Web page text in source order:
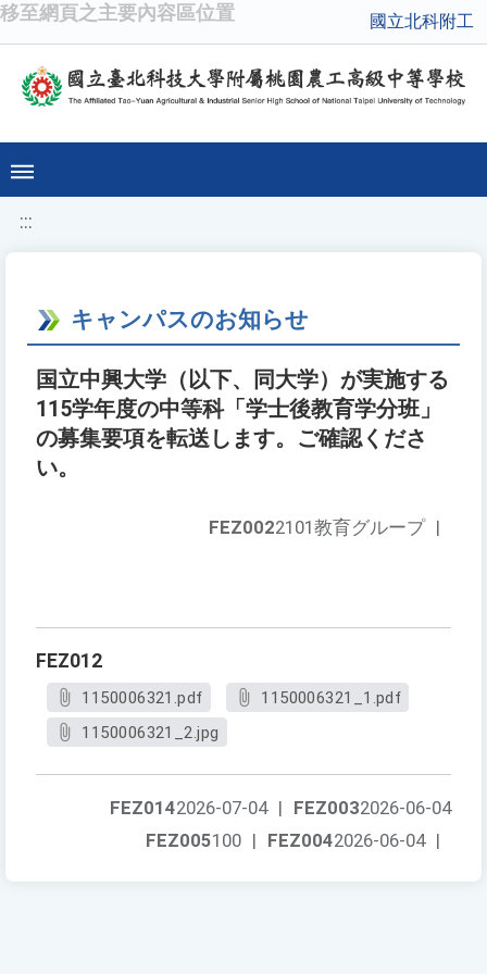
移至網頁之主要內容區位置 國立北科附工
:::
キャンパスのお知らせ
国立中興大学（以下、同大学）が実施する
115学年度の中等科「学士後教育学分班」
の募集要項を転送します。ご確認くださ
い。
FEZ0022101教育グループ |
FEZ012
1150006321.pdf
1150006321_1.pdf
1150006321_2.jpg
FEZ0032026-06-04
FEZ0142026-07-04 |
FEZ0042026-06-04 |
FEZ005100 |